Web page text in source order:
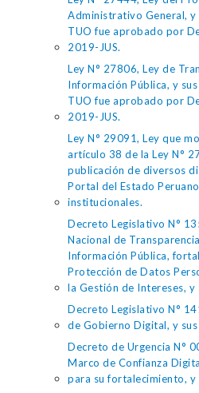
Administrativo General,
TUO fue aprobado por
2019-JUS.
Ley N° 27806, Ley de
Información Pública, y
TUO fue aprobado por
2019-JUS.
Ley N° 29091, Ley que
artículo 38 de la Ley N°
publicación de diversos
Portal del Estado
institucionales.
Decreto Legislativo N°
Nacional de
Información Pública,
Protección de Datos
la Gestión de Intereses,
Decreto Legislativo N°
de Gobierno Digital, y
Decreto de Urgencia N°
Marco de Confianza
para su fortalecimiento,